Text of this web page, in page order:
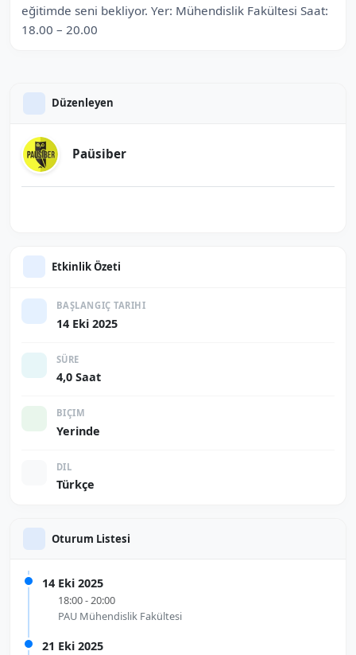
eğitimde seni bekliyor. Yer: Mühendislik Fakültesi Saat:
18.00 – 20.00
Düzenleyen
Paüsiber
Etkinlik Özeti
BAŞLANGIÇ TARIHI
14 Eki 2025
SÜRE
4,0 Saat
BIÇIM
Yerinde
DIL
Türkçe
Oturum Listesi
14 Eki 2025
18:00 - 20:00
PAU Mühendislik Fakültesi
21 Eki 2025